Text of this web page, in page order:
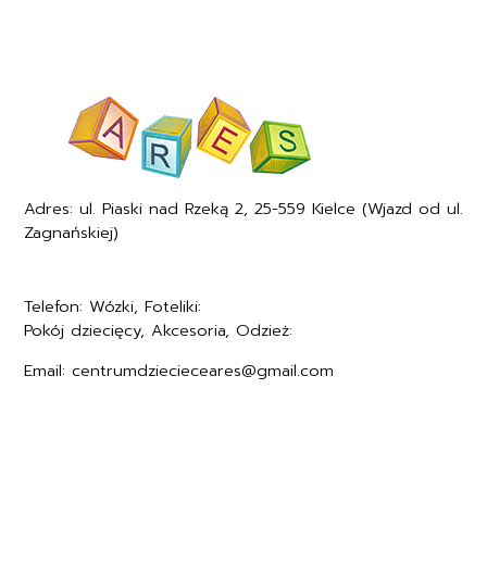
Adres: ul. Piaski nad Rzeką 2, 25-559 Kielce (Wjazd od ul.
Zagnańskiej)
Telefon: Wózki, Foteliki:
Pokój dziecięcy, Akcesoria, Odzież:
Email: centrumdziecieceares@gmail.com